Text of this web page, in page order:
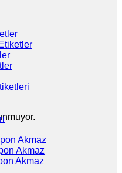
Akmaz
Akmaz
Akmaz